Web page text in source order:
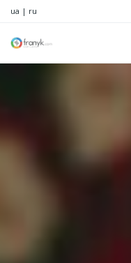
ua | ru